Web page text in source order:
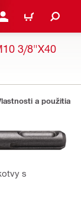
ALEBO
KOŠÍK
3/8"X40
a použitia
s